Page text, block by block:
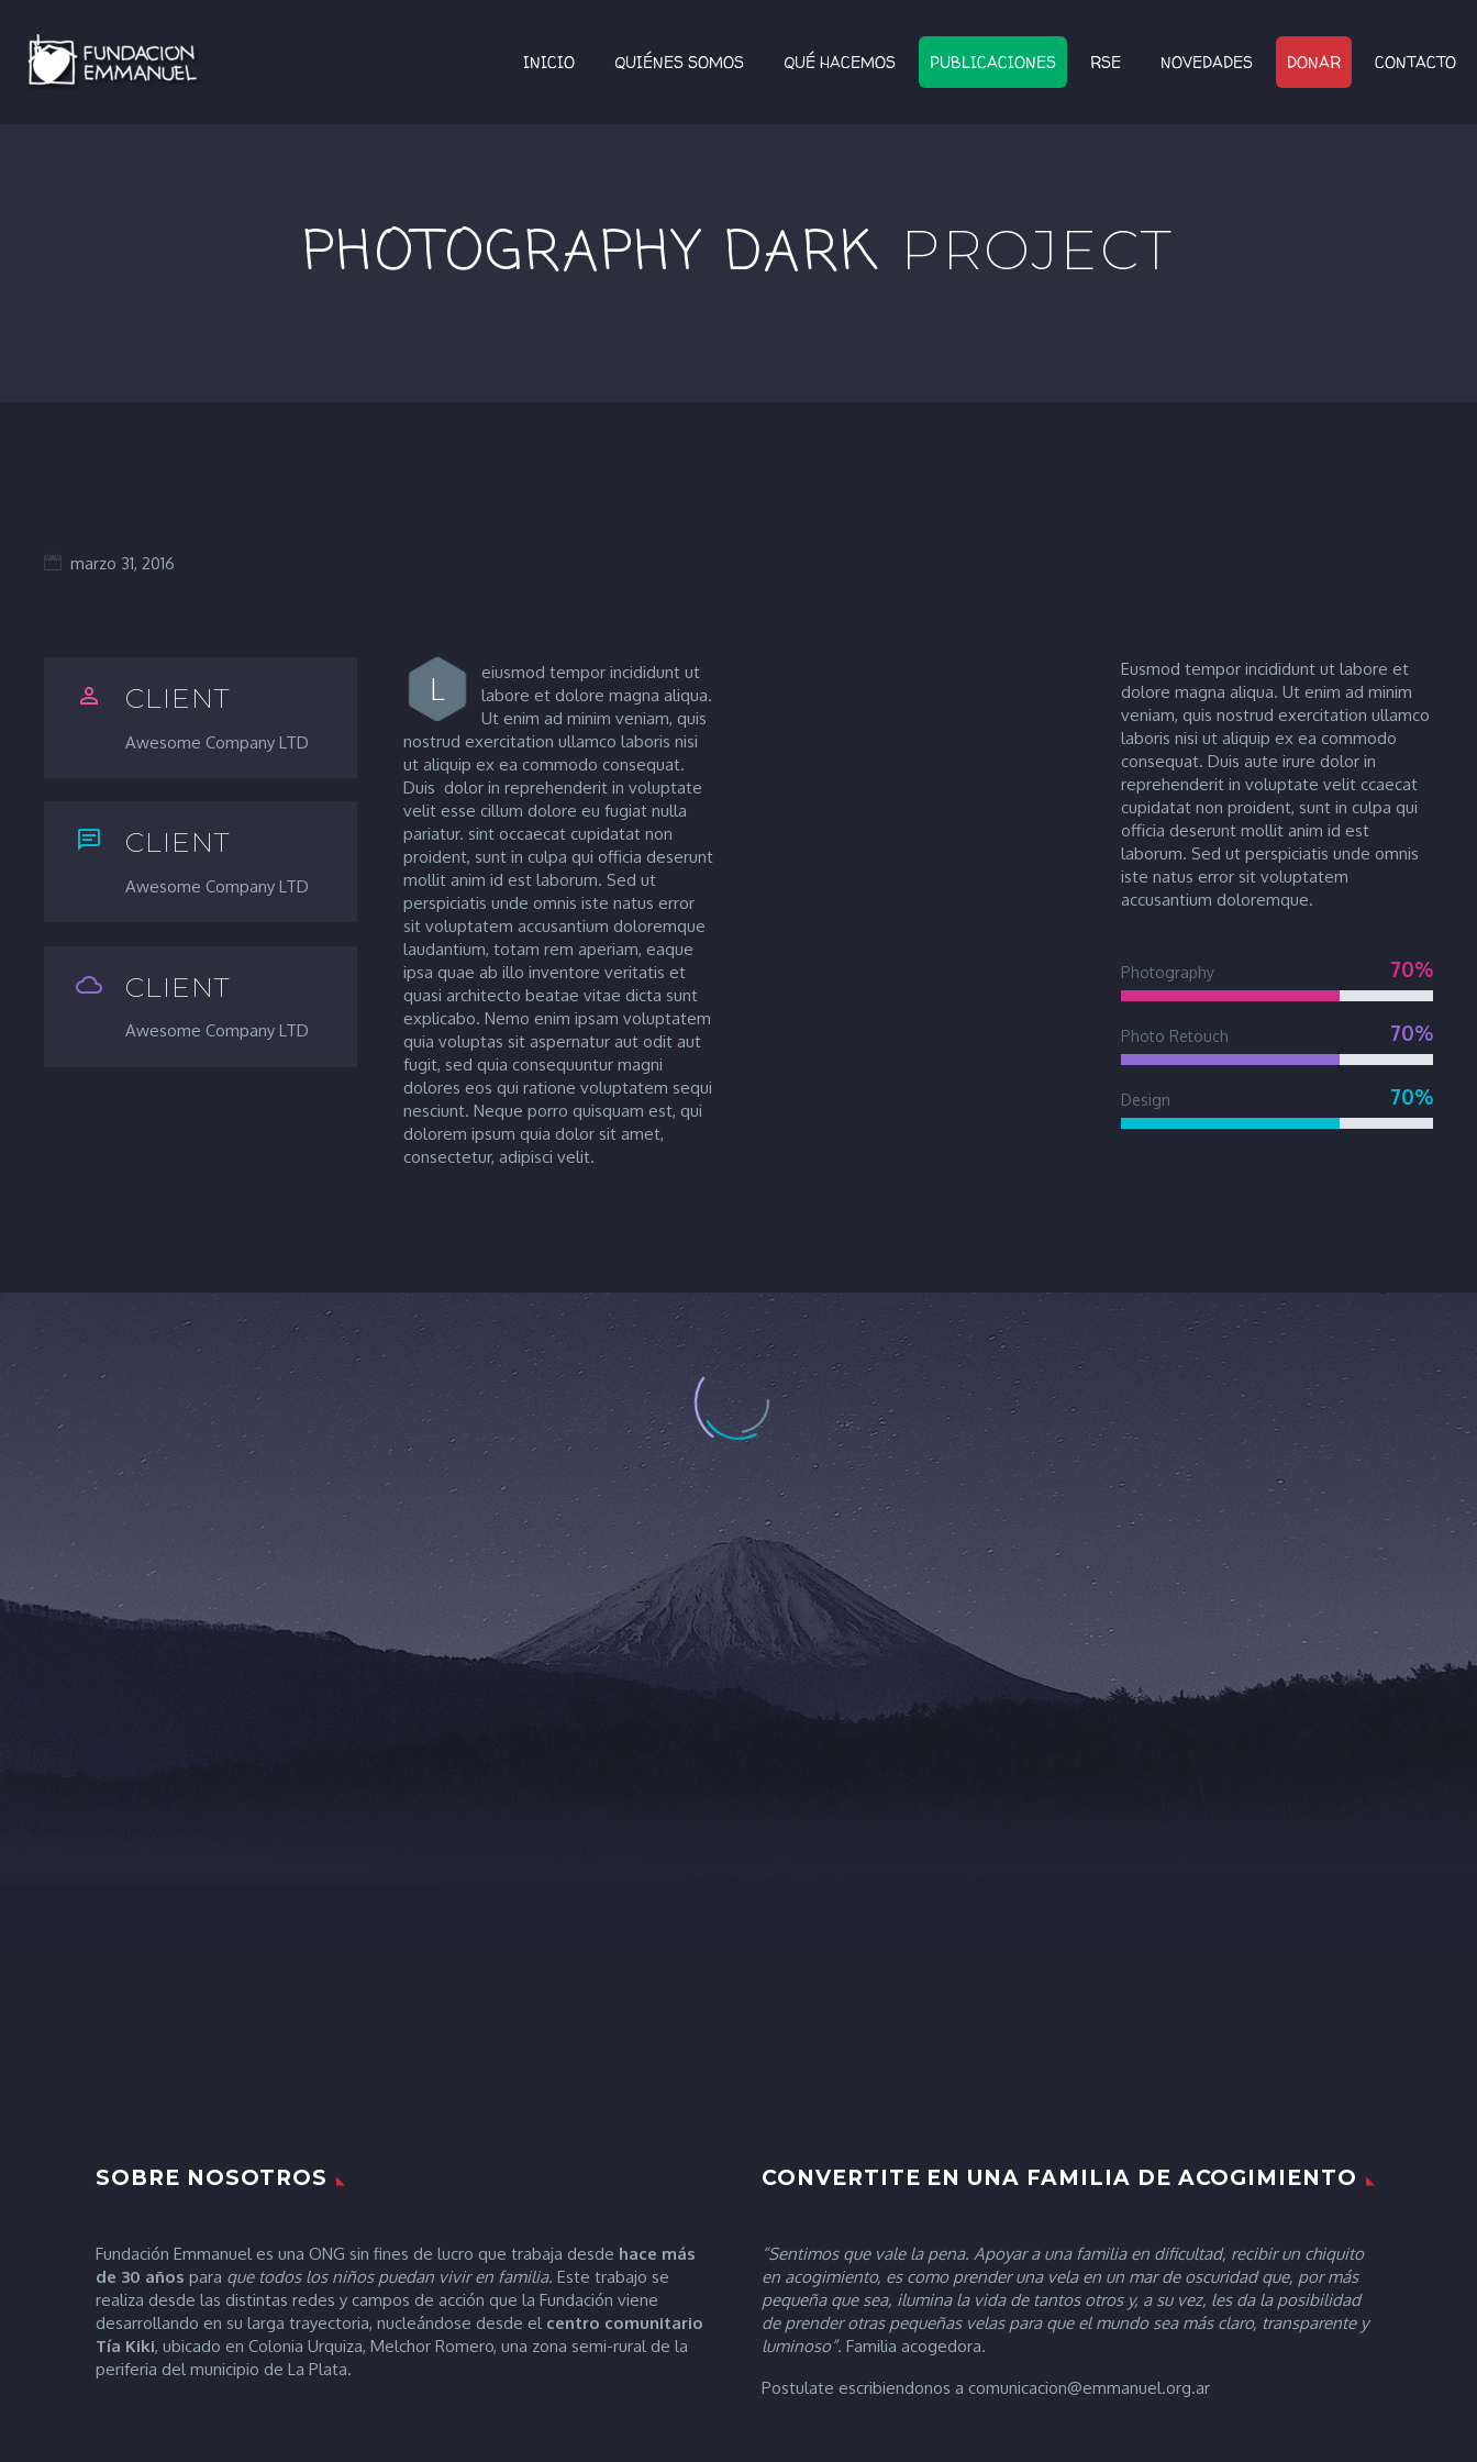
INICIO QUIÉNES SOMOS QUÉ HACEMOS PUBLICACIONES RSE NOVEDADES DONAR CONTACTO
PHOTOGRAPHY DARK PROJECT
marzo 31, 2016

 CLIENT
Awesome Company LTD

 CLIENT
Awesome Company LTD

 CLIENT
Awesome Company LTD
L
eiusmod tempor incididunt ut
labore et dolore magna aliqua.
Ut enim ad minim veniam, quis
nostrud exercitation ullamco laboris nisi
ut aliquip ex ea commodo consequat.
Duis dolor in reprehenderit in voluptate
velit esse cillum dolore eu fugiat nulla
pariatur. sint occaecat cupidatat non
proident, sunt in culpa qui officia deserunt
mollit anim id est laborum. Sed ut
perspiciatis unde omnis iste natus error
sit voluptatem accusantium doloremque
laudantium, totam rem aperiam, eaque
ipsa quae ab illo inventore veritatis et
quasi architecto beatae vitae dicta sunt
explicabo. Nemo enim ipsam voluptatem
quia voluptas sit aspernatur aut odit aut
fugit, sed quia consequuntur magni
dolores eos qui ratione voluptatem sequi
nesciunt. Neque porro quisquam est, qui
dolorem ipsum quia dolor sit amet,
consectetur, adipisci velit.
Eusmod tempor incididunt ut labore et
dolore magna aliqua. Ut enim ad minim
veniam, quis nostrud exercitation ullamco
laboris nisi ut aliquip ex ea commodo
consequat. Duis aute irure dolor in
reprehenderit in voluptate velit ccaecat
cupidatat non proident, sunt in culpa qui
officia deserunt mollit anim id est
laborum. Sed ut perspiciatis unde omnis
iste natus error sit voluptatem
accusantium doloremque.
Photography 70%
Photo Retouch 70%
Design 70%
SOBRE NOSOTROS
Fundación Emmanuel es una ONG sin fines de lucro que trabaja desde hace más
de 30 años para que todos los niños puedan vivir en familia. Este trabajo se
realiza desde las distintas redes y campos de acción que la Fundación viene
desarrollando en su larga trayectoria, nucleándose desde el centro comunitario
Tía Kiki, ubicado en Colonia Urquiza, Melchor Romero, una zona semi-rural de la
periferia del municipio de La Plata.
CONVERTITE EN UNA FAMILIA DE ACOGIMIENTO
“Sentimos que vale la pena. Apoyar a una familia en dificultad, recibir un chiquito
en acogimiento, es como prender una vela en un mar de oscuridad que, por más
pequeña que sea, ilumina la vida de tantos otros y, a su vez, les da la posibilidad
de prender otras pequeñas velas para que el mundo sea más claro, transparente y
luminoso”. Familia acogedora.
Postulate escribiendonos a comunicacion@emmanuel.org.ar